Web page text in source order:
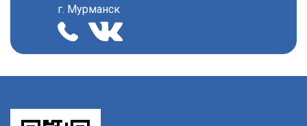
г. Мурманск